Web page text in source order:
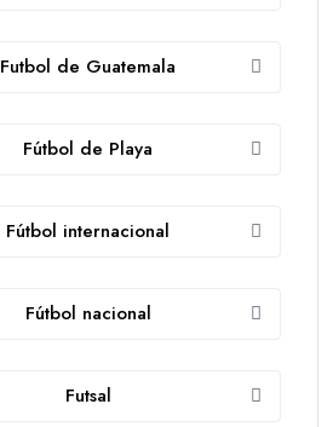
Futbol de Guatemala
Fútbol de Playa
Fútbol internacional
Fútbol nacional
Futsal